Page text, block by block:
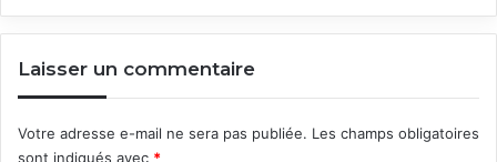
Laisser un commentaire
Votre adresse e-mail ne sera pas publiée. Les champs obligatoires
sont indiqués avec *